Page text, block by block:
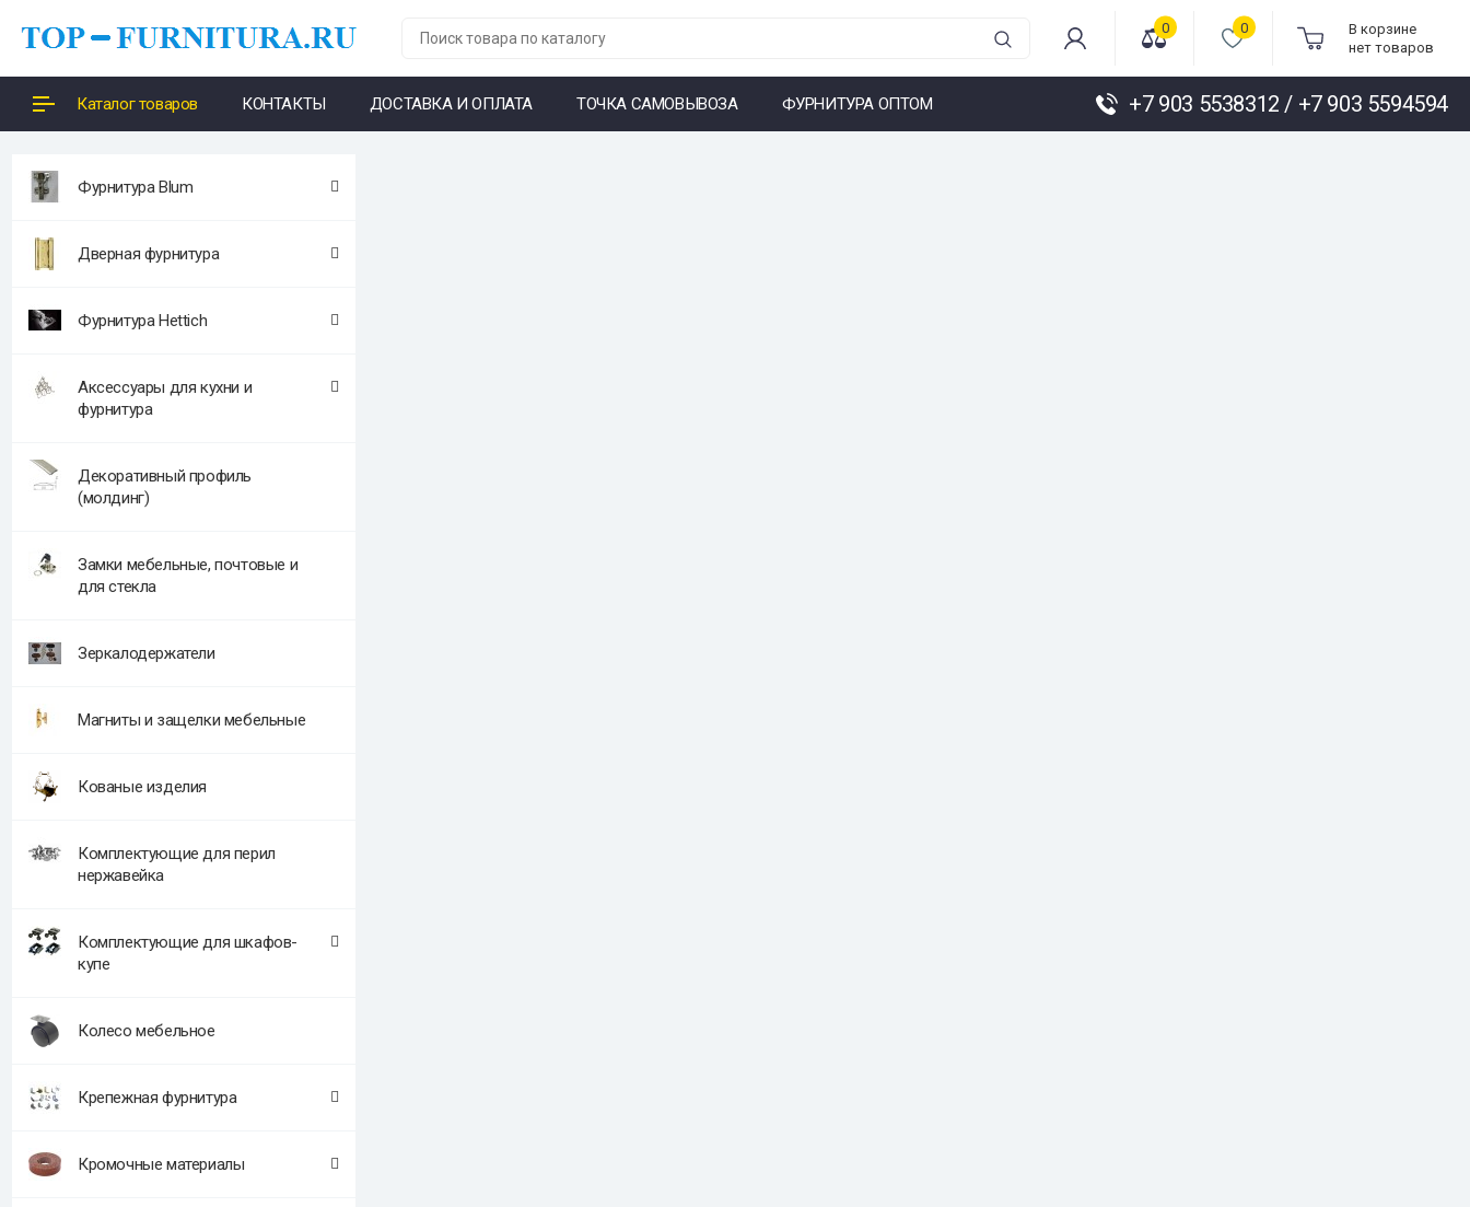
0 0
В корзине
нет товаров
Каталог товаров КОНТАКТЫ ДОСТАВКА И ОПЛАТА ТОЧКА САМОВЫВОЗА ФУРНИТУРА ОПТОМ +7 903 5538312 / +7 903 5594594
Фурнитура Blum
Дверная фурнитура
Фурнитура Hettich
Аксессуары для кухни и
фурнитура
Декоративный профиль
(молдинг)
Замки мебельные, почтовые и
для стекла
Зеркалодержатели
Магниты и защелки мебельные
Кованые изделия
Комплектующие для перил
нержавейка
Комплектующие для шкафов-
купе
Колесо мебельное
Крепежная фурнитура
Кромочные материалы